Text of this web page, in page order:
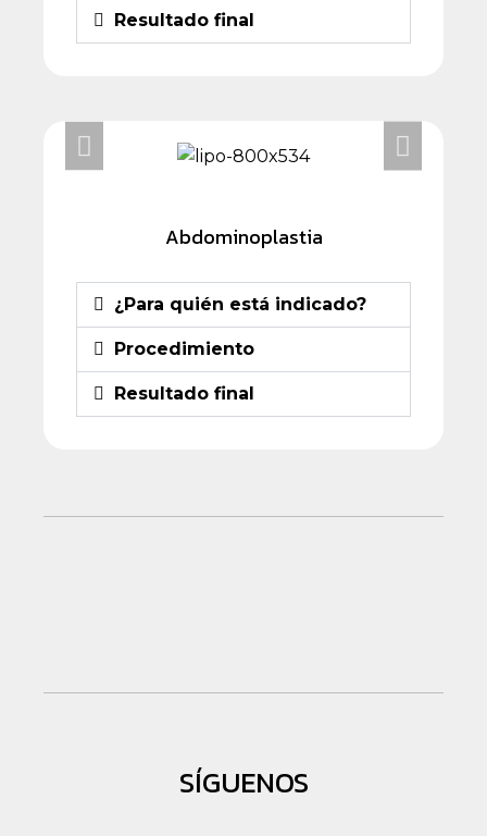
Resultado final
Abdominoplastia
¿Para quién está indicado?
Procedimiento
Resultado final
SÍGUENOS